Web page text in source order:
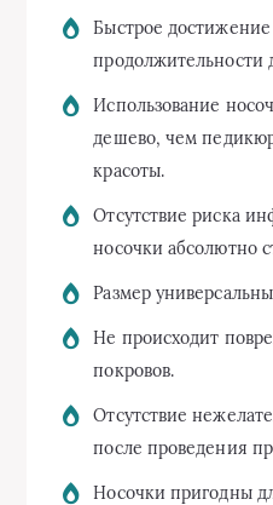
Быстрое
продолжительности
Использование
дешево, чем
красоты.
Отсутствие риска
носочки абсолютно
Размер
Не происходит
покровов.
Отсутствие
после проведения
Носочки пригодны